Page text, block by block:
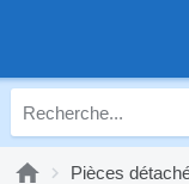
Pièces